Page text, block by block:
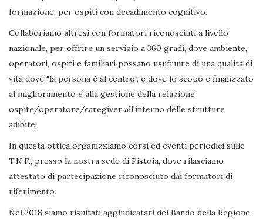
formazione, per ospiti con decadimento cognitivo.
Collaboriamo altresì con formatori riconosciuti a livello
nazionale, per offrire un servizio a 360 gradi, dove ambiente,
operatori, ospiti e familiari possano usufruire di una qualità di
vita dove "la persona è al centro", e dove lo scopo è finalizzato
al miglioramento e alla gestione della relazione
ospite/operatore/caregiver all'interno delle strutture
adibite.
In questa ottica organizziamo corsi ed eventi periodici sulle
T.N.F., presso la nostra sede di Pistoia, dove rilasciamo
attestato di partecipazione riconosciuto dai formatori di
riferimento.
Nel 2018 siamo risultati aggiudicatari del Bando della Regione